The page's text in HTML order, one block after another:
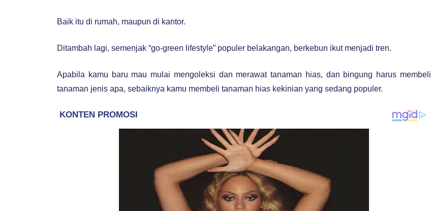
Baik itu di rumah, maupun di kantor.
Ditambah lagi, semenjak “go-green lifestyle” populer belakangan, berkebun ikut menjadi tren.
Apabila kamu baru mau mulai mengoleksi dan merawat tanaman hias, dan bingung harus membeli
tanaman jenis apa, sebaiknya kamu membeli tanaman hias kekinian yang sedang populer.